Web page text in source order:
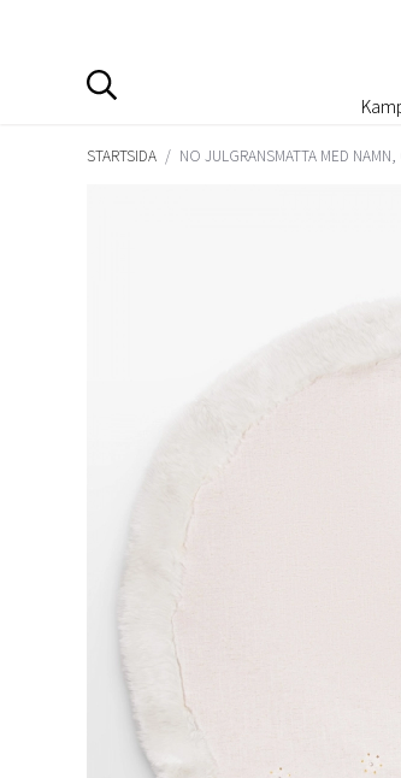
STARTSIDA / NO JULGRANSMATTA MED NAMN,